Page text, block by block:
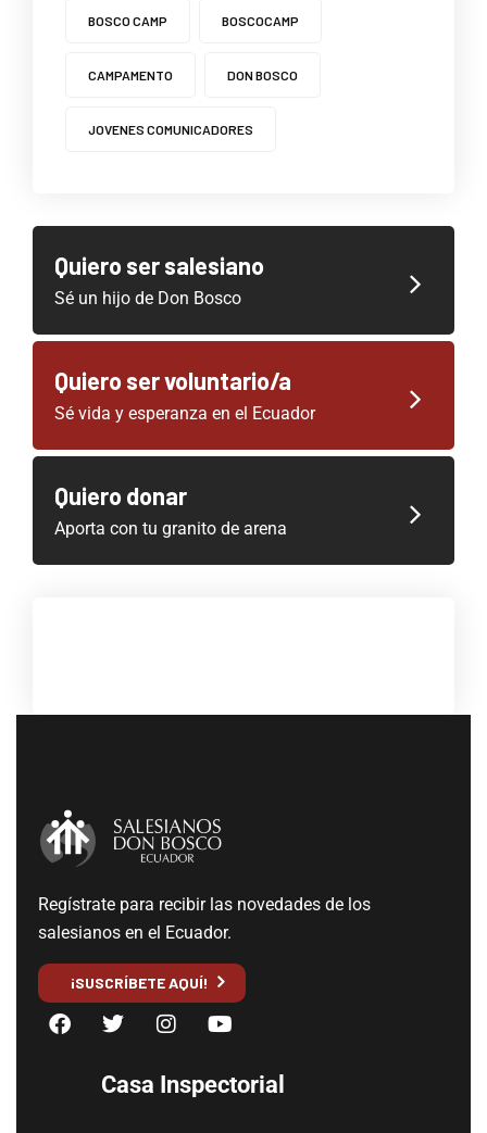
BOSCO CAMP BOSCOCAMP
CAMPAMENTO DON BOSCO
JOVENES COMUNICADORES
Quiero ser salesiano
Sé un hijo de Don Bosco
Quiero ser voluntario/a
Sé vida y esperanza en el Ecuador
Quiero donar
Aporta con tu granito de arena
Regístrate para recibir las novedades de los
salesianos en el Ecuador.
¡SUSCRÍBETE AQUÍ!
Casa Inspectorial